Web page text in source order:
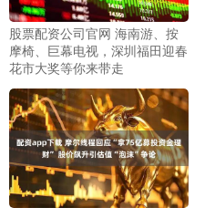
股票配资公司官网 海南游、按
摩椅、巨幕电视，深圳福田迎春
花市大奖等你来带走